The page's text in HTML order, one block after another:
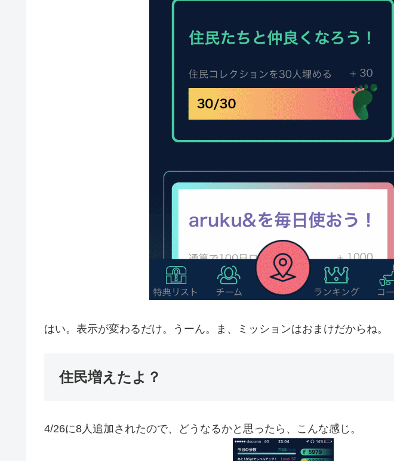
はい。表示が変わるだけ。うーん。ま、ミッションはおまけだからね。
住民増えたよ？
4/26に8人追加されたので、どうなるかと思ったら、こんな感じ。